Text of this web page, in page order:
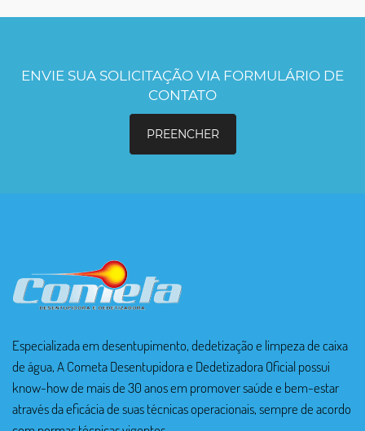
ENVIE SUA SOLICITAÇÃO VIA FORMULÁRIO DE
CONTATO
PREENCHER
Especializada em desentupimento, dedetização e limpeza de caixa
de água, A Cometa Desentupidora e Dedetizadora Oficial possui
know-how de mais de 30 anos em promover saúde e bem-estar
através da eficácia de suas técnicas operacionais, sempre de acordo